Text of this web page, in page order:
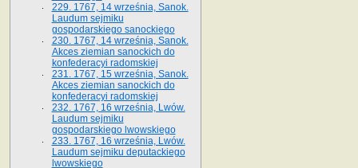
229. 1767, 14 września, Sanok.
Laudum sejmiku
gospodarskiego sanockiego
230. 1767, 14 września, Sanok.
Akces ziemian sanockich do
konfederacyi radomskiej
231. 1767, 15 września, Sanok.
Akces ziemian sanockich do
konfederacyi radomskiej
232. 1767, 16 września, Lwów.
Laudum sejmiku
gospodarskiego lwowskiego
233. 1767, 16 września, Lwów.
Laudum sejmiku deputackiego
lwowskiego